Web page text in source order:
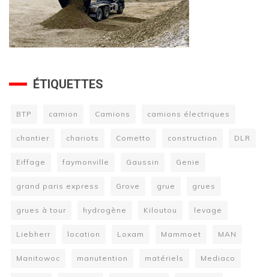
ÉTIQUETTES
BTP camion Camions camions électriques
chantier chariots Cometto construction DLR
Eiffage faymonville Gaussin Genie
grand paris express Grove grue grues
grues à tour hydrogène Kiloutou levage
Liebherr location Loxam Mammoet MAN
Manitowoc manutention matériels Mediaco